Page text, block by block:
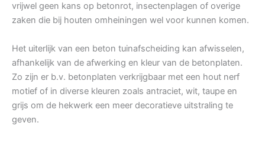
vrijwel geen kans op betonrot, insectenplagen of overige
zaken die bij houten omheiningen wel voor kunnen komen.
Het uiterlijk van een beton tuinafscheiding kan afwisselen,
afhankelijk van de afwerking en kleur van de betonplaten.
Zo zijn er b.v. betonplaten verkrijgbaar met een hout nerf
motief of in diverse kleuren zoals antraciet, wit, taupe en
grijs om de hekwerk een meer decoratieve uitstraling te
geven.